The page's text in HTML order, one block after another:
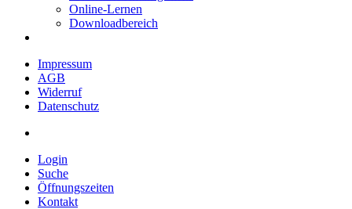
Online-Lernen
Downloadbereich
Impressum
AGB
Widerruf
Datenschutz
Login
Suche
Öffnungszeiten
Kontakt